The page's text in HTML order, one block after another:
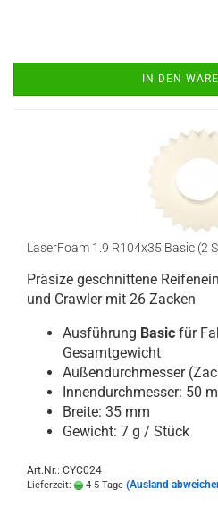
IN DEN
LaserFoam 1.9 R104x35 Basic (2
Präsize geschnittene
und Crawler mit 26 Zacken
Ausführung Basic für
Gesamtgewicht
Außendurchmesser
Innendurchmesser: 50
Breite: 35 mm
Gewicht: 7 g / Stück
Art.Nr.: CYC024
Lieferzeit: 4-5 Tage (Ausland